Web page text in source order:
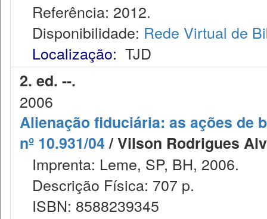
Referência: 2012.
Disponibilidade: Rede Virtual de
Localização: TJD
2. ed. --.
2006
Alienação fiduciária: as ações de
nº 10.931/04/ Vilson Rodrigues
Imprenta: Leme, SP, BH, 2006.
Descrição Física: 707 p.
ISBN: 8588239345